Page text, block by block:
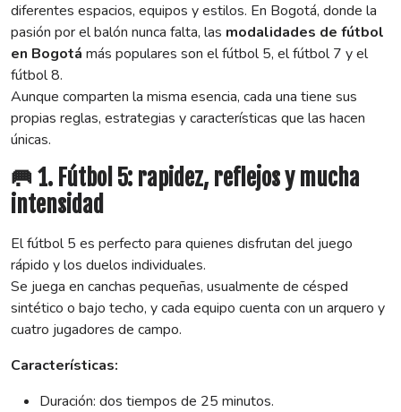
diferentes espacios, equipos y estilos. En Bogotá, donde la
pasión por el balón nunca falta, las modalidades de fútbol
en Bogotá más populares son el fútbol 5, el fútbol 7 y el
fútbol 8.
Aunque comparten la misma esencia, cada una tiene sus
propias reglas, estrategias y características que las hacen
únicas.
🥅 1. Fútbol 5: rapidez, reflejos y mucha
intensidad
El fútbol 5 es perfecto para quienes disfrutan del juego
rápido y los duelos individuales.
Se juega en canchas pequeñas, usualmente de césped
sintético o bajo techo, y cada equipo cuenta con un arquero y
cuatro jugadores de campo.
Características:
Duración: dos tiempos de 25 minutos.